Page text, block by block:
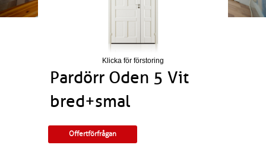
Klicka för förstoring
Pardörr Oden 5 Vit
bred+smal
Offertförfrågan